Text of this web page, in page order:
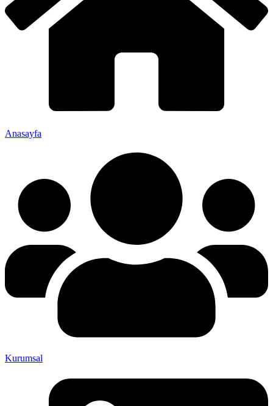
Anasayfa
Kurumsal